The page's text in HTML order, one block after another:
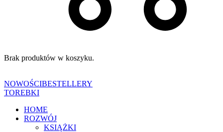
Brak produktów w koszyku.
NOWOŚCIBESTELLERY
TOREBKI
HOME
ROZWÓJ
KSIĄŻKI